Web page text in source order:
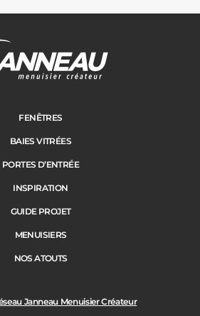
Janneau Menuisier Créateur
FENÊTRES
BAIES VITRÉES
PORTES D’ENTRÉE
INSPIRATION
GUIDE PROJET
MENUISIERS
NOS ATOUTS